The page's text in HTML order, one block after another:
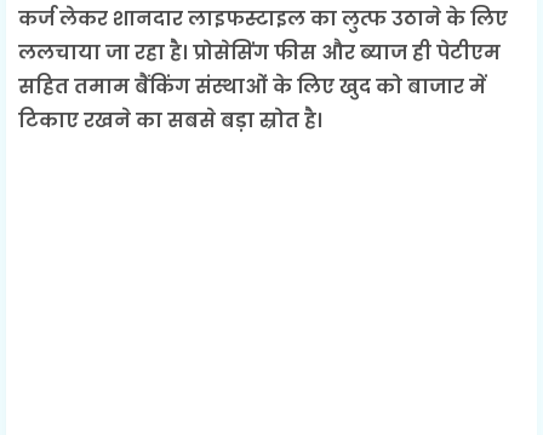
कर्ज लेकर शानदार लाइफस्टाइल का लुत्फ उठाने के लिए
ललचाया जा रहा है। प्रोसेसिंग फीस और ब्याज ही पेटीएम
सहित तमाम बैंकिंग संस्थाओं के लिए खुद को बाजार में
टिकाए रखने का सबसे बड़ा स्रोत है।